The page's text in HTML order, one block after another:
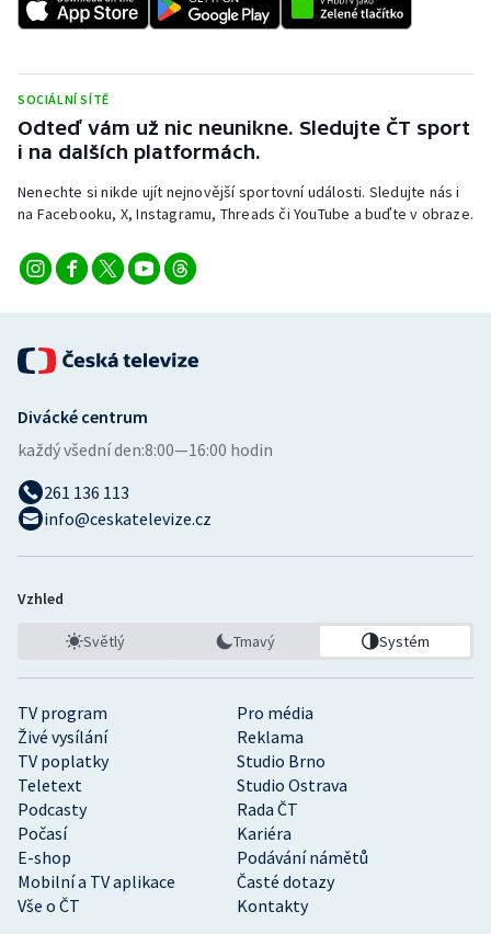
SOCIÁLNÍ SÍTĚ
Odteď vám už nic neunikne. Sledujte ČT sport
i na dalších platformách.
Nenechte si nikde ujít nejnovější sportovní události. Sledujte nás i
na Facebooku, X, Instagramu, Threads či YouTube a buďte v obraze.
TV program
Pro média
Živé vysílání
Reklama
TV poplatky
Studio Brno
Teletext
Studio Ostrava
Podcasty
Rada ČT
Počasí
Kariéra
E-shop
Podávání námětů
Mobilní a TV aplikace
Časté dotazy
Vše o ČT
Kontakty
Divácké centrum
každý všední den:8:00—16:00 hodin
261 136 113
info@ceskatelevize.cz
Vzhled
Světlý Tmavý Systém